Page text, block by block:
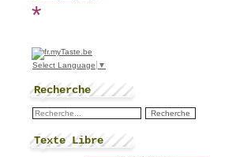
*
Select Language ▼
Recherche
Texte Libre